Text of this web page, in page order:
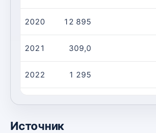
2020 12 895
2021 309,0
2022 1 295
Источник